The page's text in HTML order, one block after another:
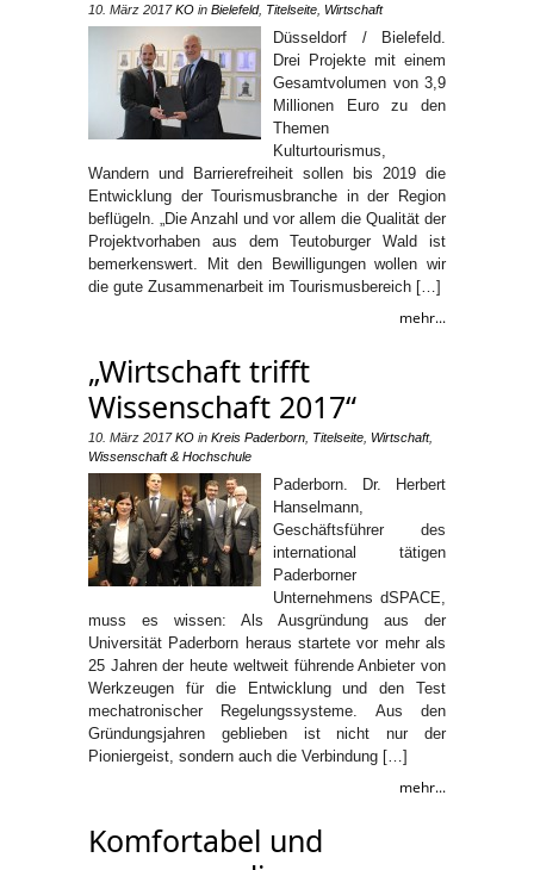
10. März 2017 KO in Bielefeld, Titelseite Wirtschaft
Düsseldorf / Bielefeld.
Drei Projekte mit einem
Gesamtvolumen von 3,9
Millionen Euro zu den
Themen
Kulturtourismus,
Wandern und Barrierefreiheit sollen bis 2019 die
Entwicklung der Tourismusbranche in der Region
beflügeln. „Die Anzahl und vor allem die Qualität der
Projektvorhaben aus dem Teutoburger Wald ist
bemerkenswert. Mit den Bewilligungen wollen wir
die gute Zusammenarbeit im Tourismusbereich […]
mehr...
„Wirtschaft trifft
Wissenschaft 2017“
10. März 2017 KO in Kreis Paderborn Titelseite Wirtschaft,
Wissenschaft & Hochschule
Paderborn. Dr. Herbert
Hanselmann,
Geschäftsführer des
international tätigen
Paderborner
Unternehmens dSPACE,
muss es wissen: Als Ausgründung aus der
Universität Paderborn heraus startete vor mehr als
25 Jahren der heute weltweit führende Anbieter von
Werkzeugen für die Entwicklung und den Test
mechatronischer Regelungssysteme. Aus den
Gründungsjahren geblieben ist nicht nur der
Pioniergeist, sondern auch die Verbindung […]
mehr...
Komfortabel und